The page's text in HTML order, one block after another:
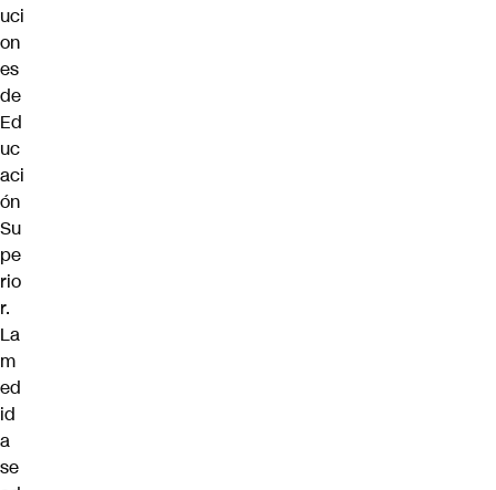
uci
on
es
de
Ed
uc
aci
ón
Su
pe
rio
r.
La
m
ed
id
a
se